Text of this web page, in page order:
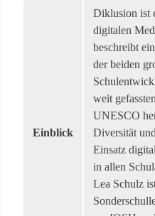
Einblick
Diklusion ist
digitalen
beschreibt
der beiden
weit
UNESCO
Diversität
Einsatz
in allen
Lea Schulz